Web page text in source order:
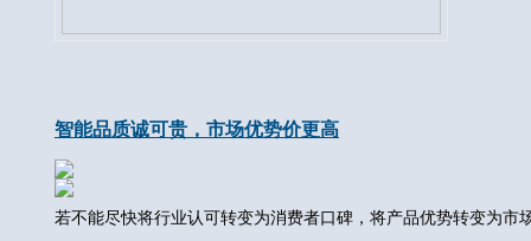
智能品质诚可贵，市场优势价更高
若不能尽快将行业认可转变为消费者口碑，将产品优势转变为市